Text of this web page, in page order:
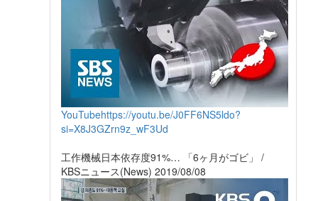
YouTubehttps://youtu.be/J0FF6NS5ldo?
si=X8J3GZrn9z_wF3Ud
工作機械日本依存度91%… 「6ヶ月がゴビ」 /
KBSニュース(News) 2019/08/08